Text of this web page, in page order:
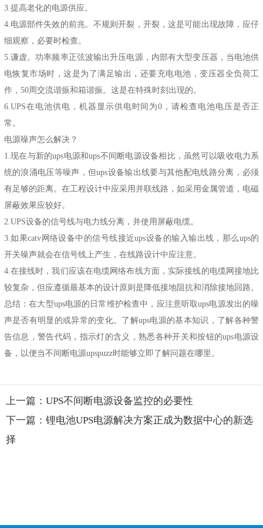
3.提高老化的电源供应。
4.电源部件失效的前兆。不规则开裂，开裂，这是可能出现故障，应仔
细观察，必要时检查。
5.谦虚。功率频率正弦波输出升压电源，内部有大型变压器，当电池供
电恢复市场时，这是为了满足输出，还要充电电池，变压器全负荷工
作，50周交流谐振和箱谐振。这是在特殊时刻出现的。
6.UPS在电池供电，机器显示供电时间为0，请检查电池电压是否正
常。
电源噪声怎么解决？
1.现在与新的ups电源和ups不间断电源设备相比，虽然可以吸收电力系
统的浪涌电压等噪声，但ups设备输出线要与其他配电线路分离，必须
有足够的距离。在工程设计中应采用并联线路，如采用金属管道，电磁
屏蔽效果应较好。
2.UPS设备的信号线与电力线分离，并使用屏蔽电缆。
3.如果catv网络设备中的信号线接近ups设备的输入输出线，那么ups的
开关噪声就会在信号线上产生，在线路设计中应注意。
4.在接线时，我们应该在电缆网络布线方面，实际接线的电缆网接地比
较复杂，但应遵循最基本的设计原则是降低接地阻抗和消除接地回路。
总结：在大型ups电源的日常维护检查中，应注意听取ups电源发出的噪
声是否有明显的或异常的变化。了解ups电源的基本知识，了解各种警
告信息，警告代码，指示灯的含义，熟悉各种开关和按钮的ups电源设
备，以便当不间断电源upspuzz时能够立即了解问题在哪里。
上一篇：UPS不间断电源设备监控的必要性
下一篇：锂电池UPS电源解决方案正成为数据中心的新选
择